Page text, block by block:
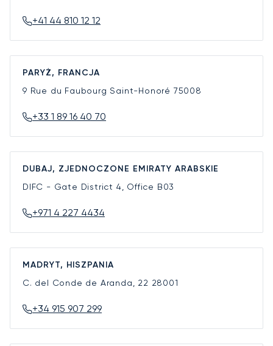
+41 44 810 12 12
PARYŻ, FRANCJA
9 Rue du Faubourg Saint-Honoré 75008
+33 1 89 16 40 70
DUBAJ, ZJEDNOCZONE EMIRATY ARABSKIE
DIFC - Gate District 4, Office B03
+971 4 227 4434
MADRYT, HISZPANIA
C. del Conde de Aranda, 22 28001
+34 915 907 299